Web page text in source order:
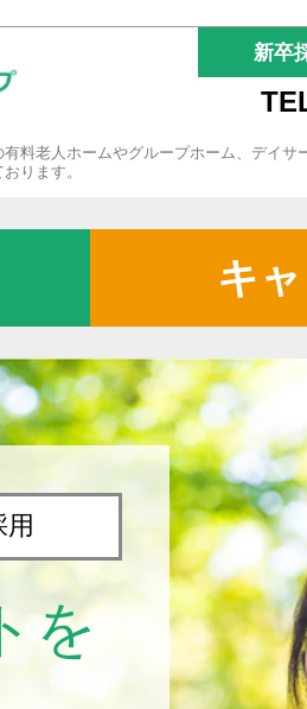
新卒
料老人ホームやグループホーム、デイ
ります。
キ
を